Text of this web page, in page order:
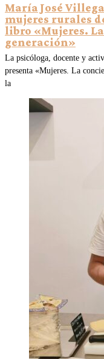
María José
mujeres rurales
libro «Mujeres.
generación»
La psicóloga, docente y
presenta «Mujeres. La
la